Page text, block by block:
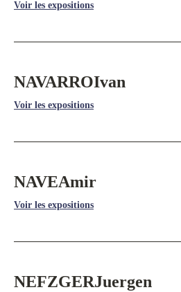
Voir les expositions
NAVARROIvan
Voir les expositions
NAVEAmir
Voir les expositions
NEFZGERJuergen